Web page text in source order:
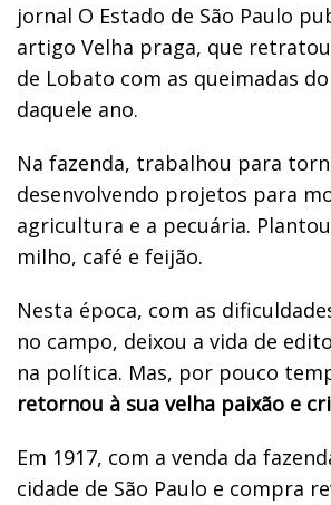
jornal O Estado de São Paulo
artigo Velha praga, que
de Lobato com as queimadas
daquele ano.
Na fazenda, trabalhou para
desenvolvendo projetos para
agricultura e a pecuária.
milho, café e feijão.
Nesta época, com as
no campo, deixou a vida de
na política. Mas, por pouco
retornou à sua velha paixão e
Em 1917, com a venda da
cidade de São Paulo e compra